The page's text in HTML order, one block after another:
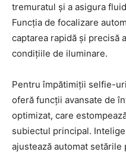
tremuratul și a asigura
Funcția de focalizare
captarea rapidă și precisă
condițiile de iluminare.
Pentru împătimiții selfie-
oferă funcții avansate de
optimizat, care
subiectul principal.
ajustează automat